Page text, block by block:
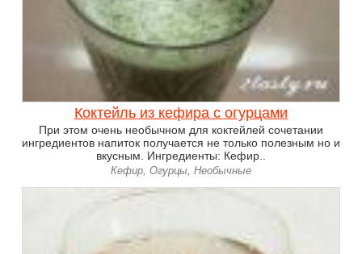
Коктейль из кефира с огурцами
При этом очень необычном для коктейлей сочетании
ингредиентов напиток получается не только полезным но и
вкусным. Ингредиенты: Кефир..
Кефир, Огурцы, Необычные